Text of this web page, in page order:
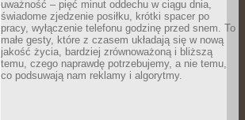
uważność – pięć minut oddechu w ciągu dnia,
świadome zjedzenie posiłku, krótki spacer po
pracy, wyłączenie telefonu godzinę przed snem. To
małe gesty, które z czasem układają się w nową
jakość życia, bardziej zrównoważoną i bliższą
temu, czego naprawdę potrzebujemy, a nie temu,
co podsuwają nam reklamy i algorytmy.